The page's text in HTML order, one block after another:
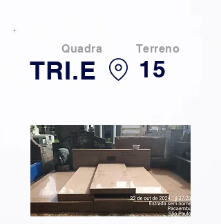
Quadra
TRI.E 15
Terreno